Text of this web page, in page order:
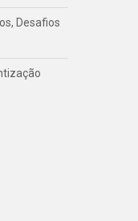
Desafios